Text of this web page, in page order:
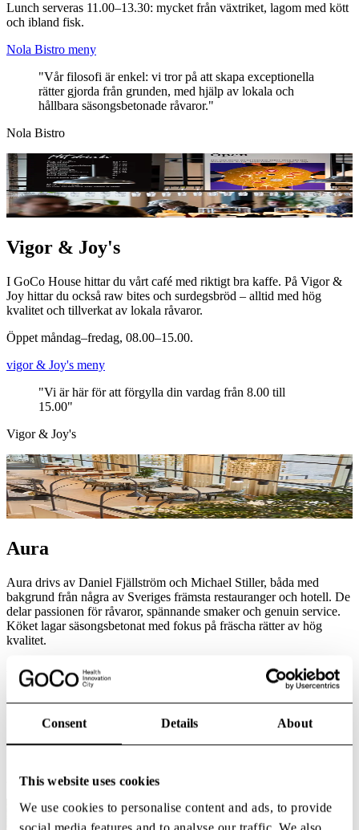
Consent Details About
This website uses cookies
We use cookies to personalise content and ads, to provide
social media features and to analyse our traffic. We also
Lunch serveras 11.00–13.30: mycket från växtriket, lagom med kött
och ibland fisk.
Nola Bistro meny
"Vår filosofi är enkel: vi tror på att skapa exceptionella
rätter gjorda från grunden, med hjälp av lokala och
hållbara säsongsbetonade råvaror."
Nola Bistro
Vigor & Joy's
I GoCo House hittar du vårt café med riktigt bra kaffe. På Vigor &
Joy hittar du också raw bites och surdegsbröd – alltid med hög
kvalitet och tillverkat av lokala råvaror.
Öppet måndag–fredag, 08.00–15.00.
vigor & Joy's meny
"Vi är här för att förgylla din vardag från 8.00 till
15.00"
Vigor & Joy's
Aura
Aura drivs av Daniel Fjällström och Michael Stiller, båda med
bakgrund från några av Sveriges främsta restauranger och hotell. De
delar passionen för råvaror, spännande smaker och genuin service.
Köket lagar säsongsbetonat med fokus på fräscha rätter av hög
kvalitet.
Aura hittar du i GoCo Health, öppet måndag–fredag, 11.00–14.00.
"RestAURAng i Göteborgsregionens (närmare bestämt
Aura restaurang